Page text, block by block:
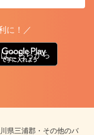
に！／
こちらから
県三浦郡・その他のバ